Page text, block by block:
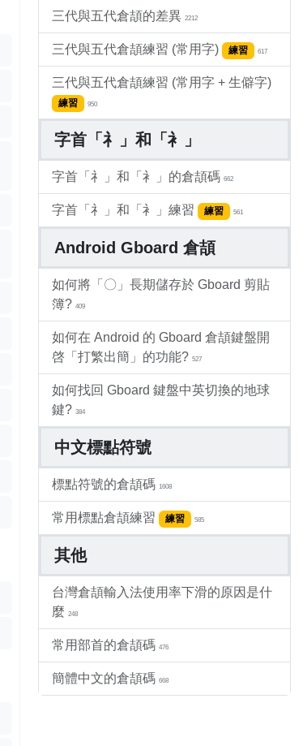
三代與五代倉頡的差異 2212
三代與五代倉頡練習 (常用字) 練習 617
三代與五代倉頡練習 (常用字 + 生僻字)
練習 950
字首「礻」和「衤」
字首「礻」和「衤」的倉頡碼 662
字首「礻」和「衤」練習 練習 561
Android Gboard 倉頡
如何將「〇」長期儲存於 Gboard 剪貼
簿? 409
如何在 Android 的 Gboard 倉頡鍵盤開
啓「打繁出簡」的功能? 527
如何找回 Gboard 鍵盤中英切換的地球
鍵? 384
中文標點符號
標點符號的倉頡碼 1608
常用標點倉頡練習 練習 585
其他
台灣倉頡輸入法使用率下滑的原因是什
麼 248
常用部首的倉頡碼 476
簡體中文的倉頡碼 668